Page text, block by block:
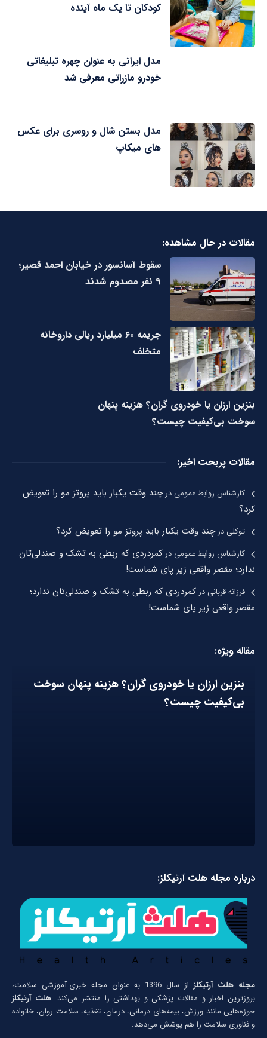
کودکان تا یک ماه آینده
مدل ایرانی به عنوان چهره تبلیغاتی
خودرو مازراتی معرفی شد
مدل بستن شال و روسری برای عکس
های میکاپ
مقالات در حال مشاهده:
سقوط آسانسور در خیابان احمد قصیر؛
۹ نفر مصدوم شدند
جریمه ۶۰ میلیارد ریالی داروخانه
متخلف
بنزین ارزان یا خودروی گران؟ هزینه پنهان
سوخت بی‌کیفیت چیست؟
مقالات پربحت اخیر:
کارشناس روابط عمومیدرچند وقت یکبار باید پروتز مو را تعویض
کرد؟
توکلیدرچند وقت یکبار باید پروتز مو را تعویض کرد؟
کارشناس روابط عمومیدر کمردردی که ربطی به تشک و صندلی‌تان
ندارد؛ مقصر واقعی زیر پای شماست!
فرزانه قربانیدر کمردردی که ربطی به تشک و صندلی‌تان ندارد؛
مقصر واقعی زیر پای شماست!
مقاله ویژه:
بنزین ارزان یا خودروی گران؟ هزینه پنهان سوخت
بی‌کیفیت چیست؟
درباره مجله هلث آرتیکلز:
مجله هلث آرتیکلز
از سال 1396 به عنوان مجله خبری-آموزشی سلامت،
بروزترین اخبار و مقالات پزشکی و بهداشتی را منتشر می‌کند.هلث آرتیکلز
حوزه‌هایی مانند ورزش، بیمه‌های درمانی، درمان، تغذیه، سلامت روان، خانواده
و فناوری سلامت را هم پوشش می‌دهد.